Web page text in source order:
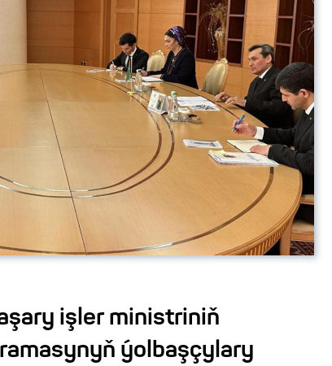
işler ministriniň
ýolbaşçylary